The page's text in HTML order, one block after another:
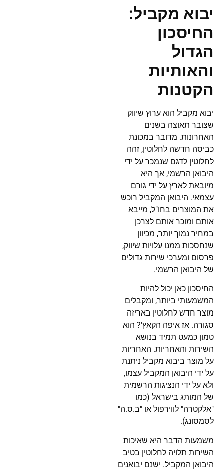
יבוא מקביל:
החיסכון
הגדול
והאותיות
הקטנות
יבוא מקביל הוא ערוץ שיווק
שצובר תאוצה בשנים
האחרונות. מדובר במכונת
כביסה חדשה לחלוטין, זהה
לחלוטין לדגם שנמכר על ידי
היבואן הרשמי, אך היא
מיובאת לארץ על ידי גורם
עצמאי. היבואן המקביל רוכש
את המוצרים בחו"ל, מייבא
אותם ומוכר אותם לצרכן
במחיר נמוך יותר, מכיוון
שנחסכות ממנו עלויות שיווק,
פרסום ומערכי שירות גדולים
של היבואן הרשמי.
החיסכון כאן יכול להיות
המשמעותי ביותר, ומקבלים
מוצר חדש לחלוטין באריזה
סגורה. אז איפה הקאץ'? הוא
טמון כמעט תמיד בנושא
השירות והאחריות. האחריות
על מוצר ביבוא מקביל ניתנת
על ידי היבואן המקביל עצמו,
ולא על ידי הנציגות הרשמית
של המותג בישראל (כמו
"אלקטרה" לווירפול או "ב.ס.ה"
לסמסונג).
משמעות הדבר היא שאיכות
השירות תלויה לחלוטין בטיב
היבואן המקביל. ישנם יבואנים